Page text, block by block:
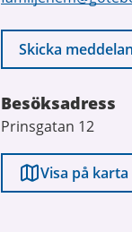
Skicka
Besöksadress
Prinsgatan 12
Visa på karta